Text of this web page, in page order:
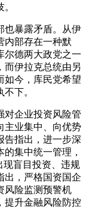
也暴露矛盾。从伊
内部存在一种默
尔德两大政党之一
而伊拉克总统由另
如今，库民党希望
下。
对企业投资风险管
主业集中、向优势
告指出，进一步深
集中统一管理，
现盲目投资、违规
出，严格国资国企
风险监测预警机
提升金融风险防控